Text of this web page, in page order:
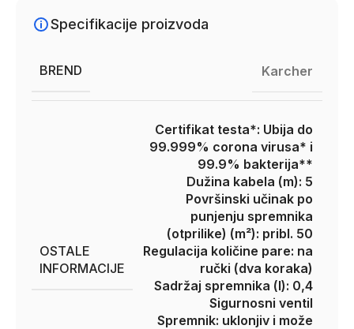
Specifikacije proizvoda
BREND Karcher
OSTALE
INFORMACIJE
Certifikat testa*: Ubija do
99.999% corona virusa* i
99.9% bakterija**
Dužina kabela (m): 5
Površinski učinak po
punjenju spremnika
(otprilike) (m²): pribl. 50
Regulacija količine pare: na
ručki (dva koraka)
Sadržaj spremnika (l): 0,4
Sigurnosni ventil
Spremnik: uklonjiv i može